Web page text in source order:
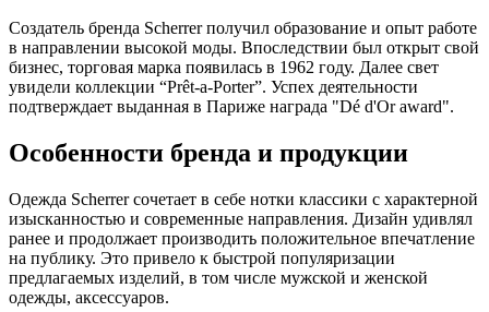
Создатель бренда Scherrer получил образование и опыт работе
в направлении высокой моды. Впоследствии был открыт свой
бизнес, торговая марка появилась в 1962 году. Далее свет
увидели коллекции “Prêt-a-Porter”. Успех деятельности
подтверждает выданная в Париже награда "Dé d'Or award".
Особенности бренда и продукции
Одежда Scherrer сочетает в себе нотки классики с характерной
изысканностью и современные направления. Дизайн удивлял
ранее и продолжает производить положительное впечатление
на публику. Это привело к быстрой популяризации
предлагаемых изделий, в том числе мужской и женской
одежды, аксессуаров.